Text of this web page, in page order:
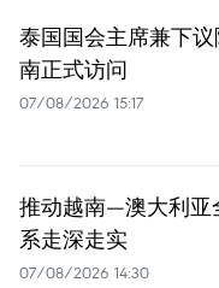
泰国国会主席兼下
南正式访问
07/08/2026 15:17
推动越南—澳大利亚
系走深走实
07/08/2026 14:30